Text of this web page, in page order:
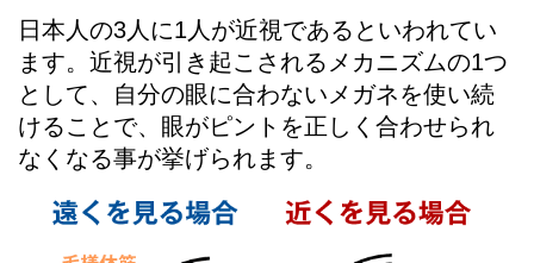
日本人の3人に1人が近視であるといわれてい
ます。近視が引き起こされるメカニズムの1つ
として、自分の眼に合わないメガネを使い続
けることで、眼がピントを正しく合わせられ
なくなる事が挙げられます。